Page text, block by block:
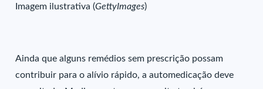
Imagem ilustrativa (GettyImages)
Ainda que alguns remédios sem prescrição possam
contribuir para o alívio rápido, a automedicação deve